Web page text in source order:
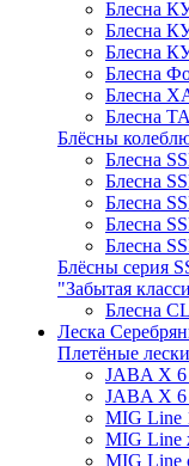
Блесна
Блесна
Блесна
Блесна
Блесна
Блесна
Блёсны
Блесна
Блесна
Блесна
Блесна
Блесна
Блёсны серия
"Забытая
Блесна
Леска
Плетёные лески
JABA X
JABA X 6
MIG Line
MIG Line
MIG Line